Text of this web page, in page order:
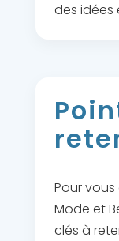
des idées
Pour
Mode et
clés à